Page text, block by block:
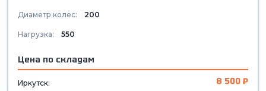
Диаметр колес: 200
Нагрузка: 550
Цена по складам
Иркутск: 8 500 ₽